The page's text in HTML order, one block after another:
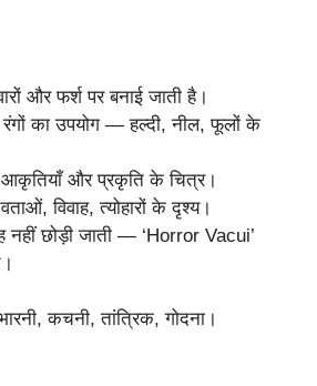
और फर्श पर बनाई जाती है।
का उपयोग — हल्दी, नील, फूलों के
आकृतियाँ और प्रकृति के चित्र।
विवाह, त्योहारों के दृश्य।
नहीं छोड़ी जाती — ‘Horror Vacui’
कचनी, तांत्रिक, गोदना।